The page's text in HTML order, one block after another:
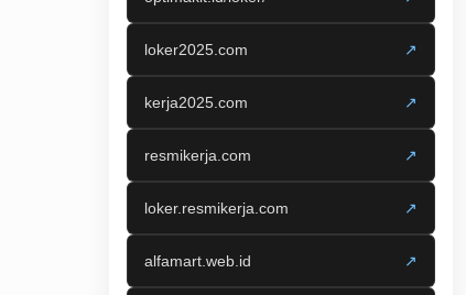
loker2025.com ↗
kerja2025.com ↗
resmikerja.com ↗
loker.resmikerja.com ↗
alfamart.web.id ↗